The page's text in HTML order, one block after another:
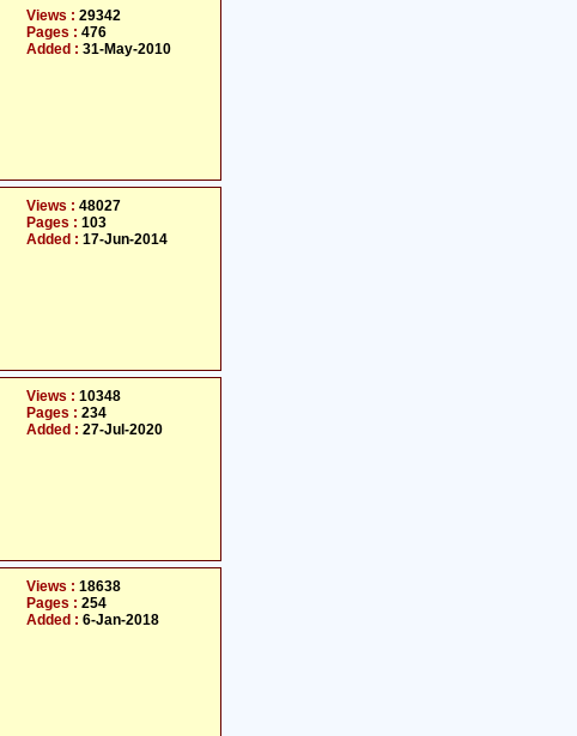
Views : 29342
Pages : 476
Added : 31-May-2010
Views : 48027
Pages : 103
Added : 17-Jun-2014
Views : 10348
Pages : 234
Added : 27-Jul-2020
Views : 18638
Pages : 254
Added : 6-Jan-2018